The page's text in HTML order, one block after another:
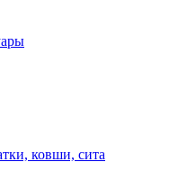
ковши, сита